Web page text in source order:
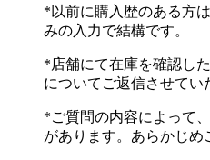
*以前に購入歴のある方
みの入力で結構です。
*店舗にて在庫を確認し
についてご返信させてい
*ご質問の内容によって
があります。あらかじめ